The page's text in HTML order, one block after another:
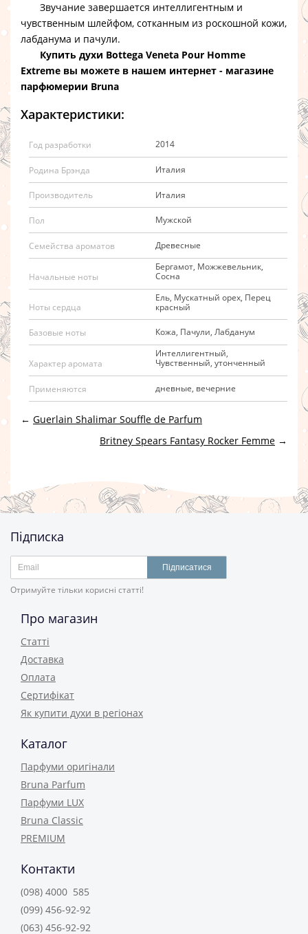
Звучание завершается интеллигентным и
чувственным шлейфом, сотканным из роскошной кожи,
лабданума и пачули.
Купить духи Bottega Veneta Pour Homme
Extreme вы можете в нашем интернет - магазине
парфюмерии Bruna
Характеристики:
Год разработки 2014
Родина Брэнда Италия
Производитель Италия
Пол Мужской
Семейства ароматов Древесные
Начальные ноты
Бергамот, Можжевельник,
Сосна
Ноты сердца
Ель, Мускатный орех, Перец
красный
Базовые ноты Кожа, Пачули, Лабданум
Характер аромата
Интеллигентный,
Чувственный, утонченный
Применяются дневные, вечерние
← Guerlain Shalimar Souffle de Parfum
Britney Spears Fantasy Rocker Femme →
Підписка
Підписатися
Отримуйте тільки корисні статті!
Про магазин
Статті
Доставка
Оплата
Сертифікат
Як купити духи в регіонах
Каталог
Парфуми оригінали
Bruna Parfum
Парфуми LUX
Bruna Classic
PREMIUM
Контакти
(098) 4000 585
(099) 456-92-92
(063) 456-92-92